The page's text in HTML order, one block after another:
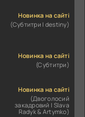
Новинка на сайті
(Субтитри | destiny)
Новинка на сайті
(Субтитри)
Новинка на сайті
(Двоголосий
закадровий | Slava
Radyk & Artymko)